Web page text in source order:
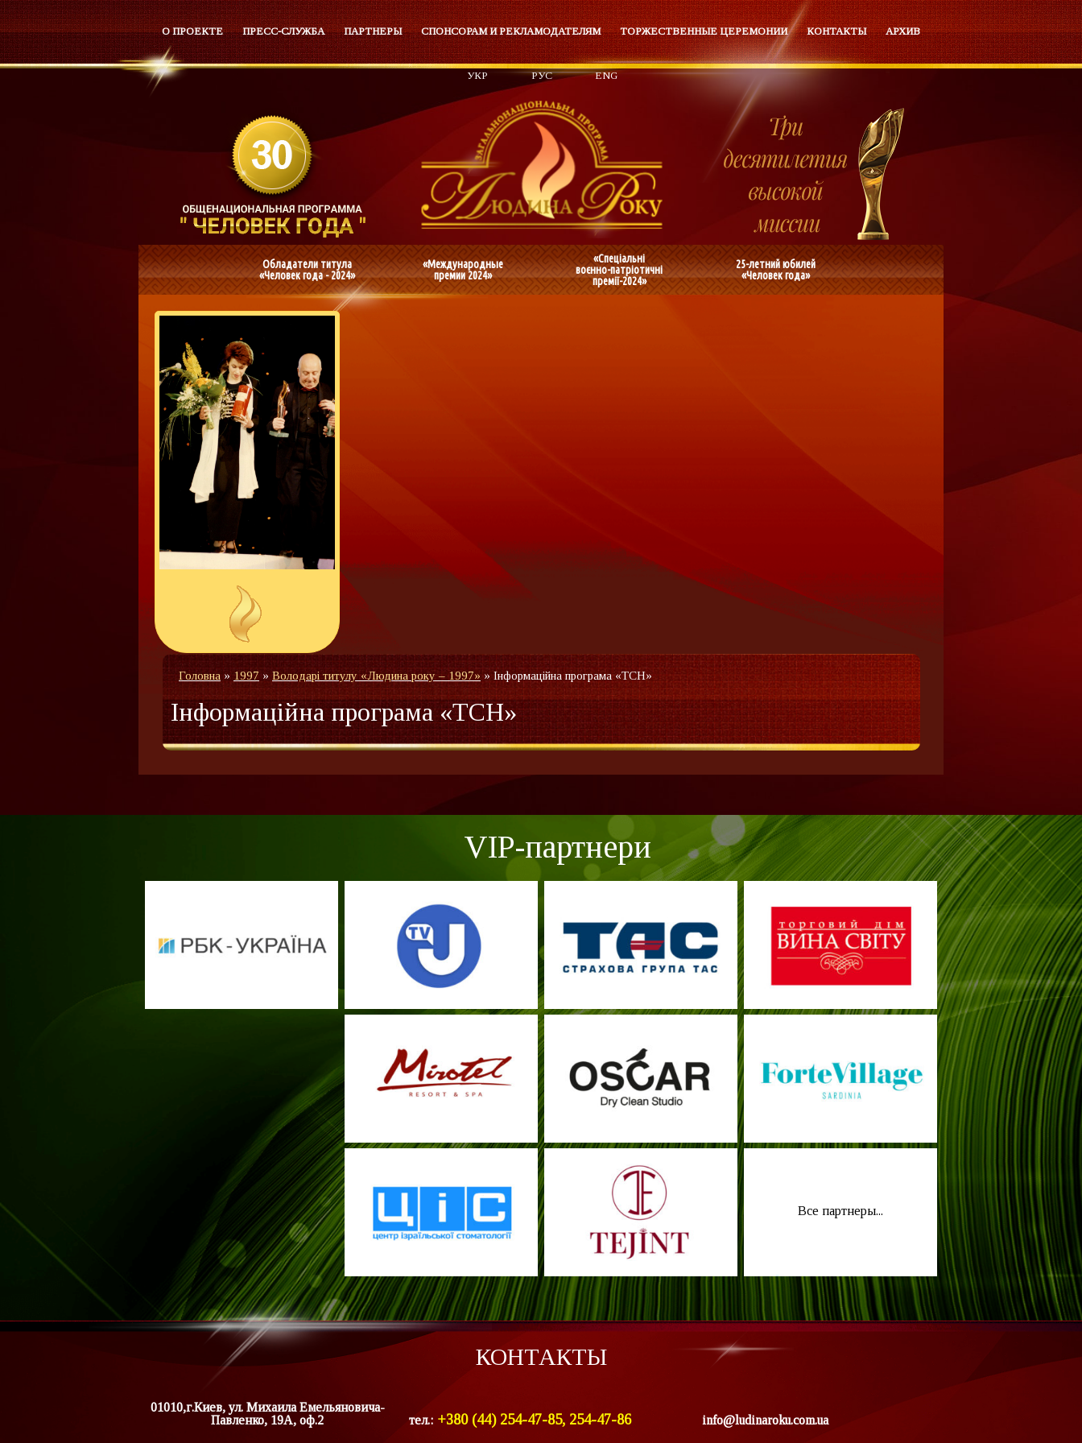
О ПРОЕКТЕ ПРЕСС-СЛУЖБА ПАРТНЕРЫ СПОНСОРАМ И РЕКЛАМОДАТЕЛЯМ ТОРЖЕСТВЕННЫЕ ЦЕРЕМОНИИ КОНТАКТЫ АРХИВ
УКР РУС ENG
Обладатели титула
«Человек года - 2024»
«Международные
премии 2024»
«Спеціальні
воєнно-патріотичні
премії-2024»
25-летний юбилей
«Человек года»
Головна» 1997 » Володарі титулу «Людина року – 1997» » Інформаційна програма «ТСН»
Інформаційна програма «ТСН»
VIP-партнери
Все партнеры...
КОНТАКТЫ
01010,г.Киев, ул. Михаила Емельяновича-
Павленко, 19А, оф.2
тел.: +380 (44) 254-47-85, 254-47-86 info@ludinaroku.com.ua